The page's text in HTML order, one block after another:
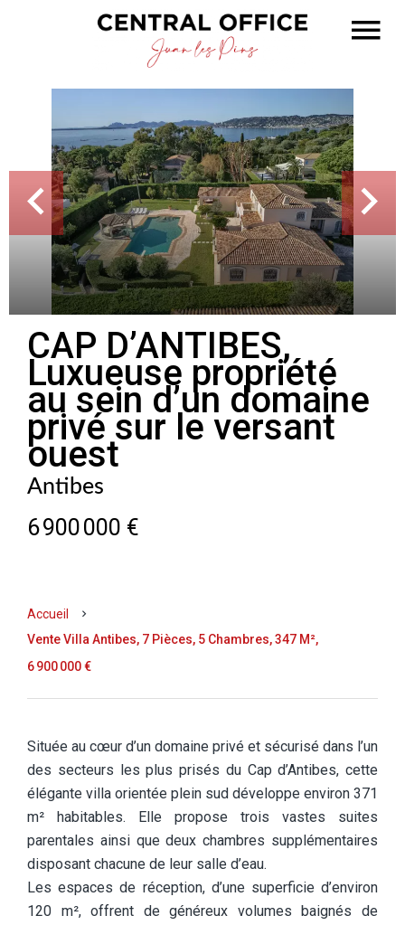
CAP D’ANTIBES,
Luxueuse propriété
au sein d’un domaine
privé sur le versant
ouest
Antibes
6 900 000 €
Accueil
Vente Villa Antibes, 7 Pièces, 5 Chambres, 347 M²,
6 900 000 €
Située au cœur d’un domaine privé et sécurisé dans l’un
des secteurs les plus prisés du Cap d’Antibes, cette
élégante villa orientée plein sud développe environ 371
m² habitables. Elle propose trois vastes suites
parentales ainsi que deux chambres supplémentaires
disposant chacune de leur salle d’eau.
Les espaces de réception, d’une superficie d’environ
120 m², offrent de généreux volumes baignés de